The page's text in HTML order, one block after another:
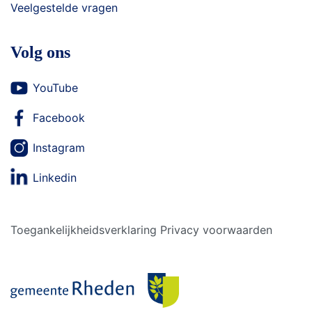
Veelgestelde vragen
Volg ons
YouTube
Facebook
Instagram
Linkedin
Toegankelijkheidsverklaring Privacy voorwaarden